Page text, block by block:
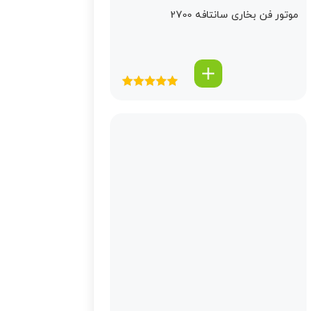
موتور فن بخاری سانتافه 2700